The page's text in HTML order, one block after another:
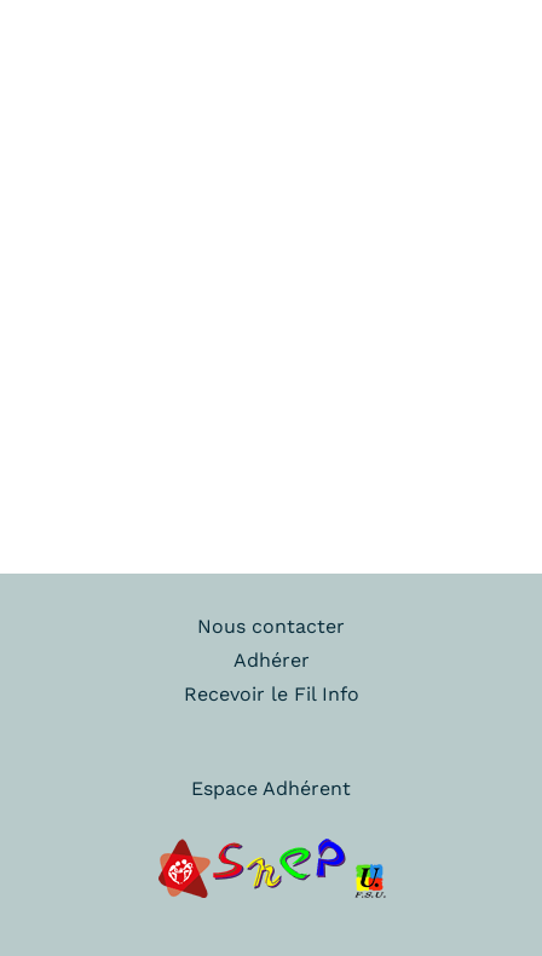
Nous contacter
Adhérer
Recevoir le Fil Info
Espace Adhérent